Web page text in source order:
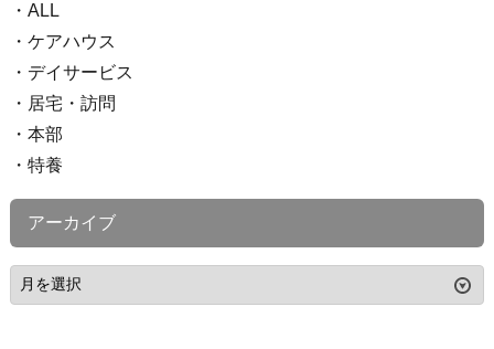
ALL
ケアハウス
デイサービス
居宅・訪問
本部
特養
アーカイブ